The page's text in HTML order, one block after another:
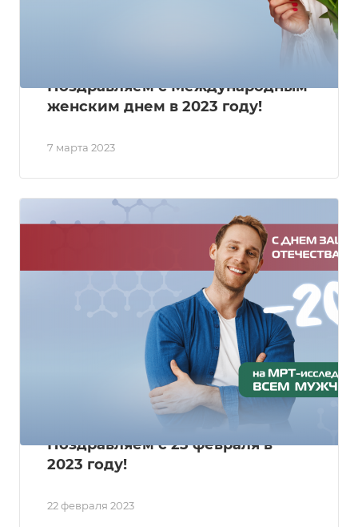
7 марта 2023
Поздравляем с Международным
женским днем в 2023 году!
22 февраля 2023
Поздравляем с 23 февраля в
2023 году!